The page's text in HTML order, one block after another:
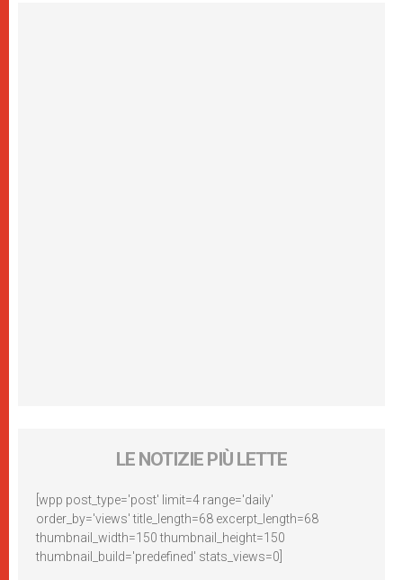
LE NOTIZIE PIÙ LETTE
[wpp post_type='post' limit=4 range='daily'
order_by='views' title_length=68 excerpt_length=68
thumbnail_width=150 thumbnail_height=150
thumbnail_build='predefined' stats_views=0]